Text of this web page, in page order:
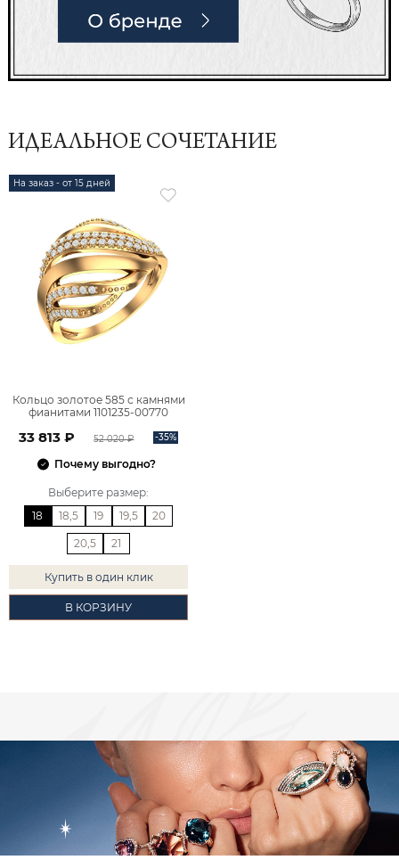
ИДЕАЛЬНОЕ СОЧЕТАНИЕ
На заказ - от 15 дней
Кольцо золотое 585 с камнями
фианитами 1101235-00770
33 813 ₽ 52 020 ₽ -35%
Почему выгодно?
Выберите размер:
18
18,5 19 19,5 20
20,5 21
Купить в один клик
В КОРЗИНУ